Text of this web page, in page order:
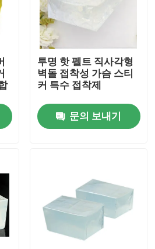
이프
투명 핫 펠트 직사각형
벽돌 접착성 가슴 스티
커 특수 접착제
문의 보내기